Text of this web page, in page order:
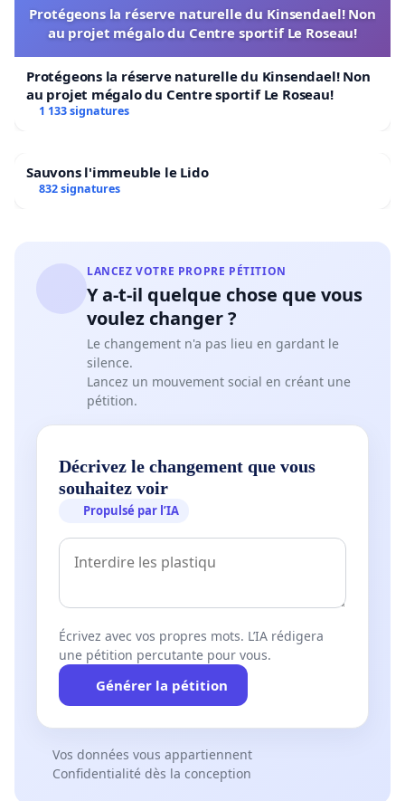
Protégeons la réserve naturelle du Kinsendael! Non
au projet mégalo du Centre sportif Le Roseau!
Protégeons la réserve naturelle du Kinsendael! Non
au projet mégalo du Centre sportif Le Roseau!
1 133 signatures
Sauvons l'immeuble le Lido
832 signatures
LANCEZ VOTRE PROPRE PÉTITION
Y a-t-il quelque chose que vous
voulez changer ?
Le changement n'a pas lieu en gardant le
silence.
Lancez un mouvement social en créant une
pétition.
Décrivez le changement que vous
souhaitez voir
Propulsé par l’IA
Écrivez avec vos propres mots. L’IA rédigera
une pétition percutante pour vous.
Générer la pétition
Vos données vous appartiennent
Confidentialité dès la conception